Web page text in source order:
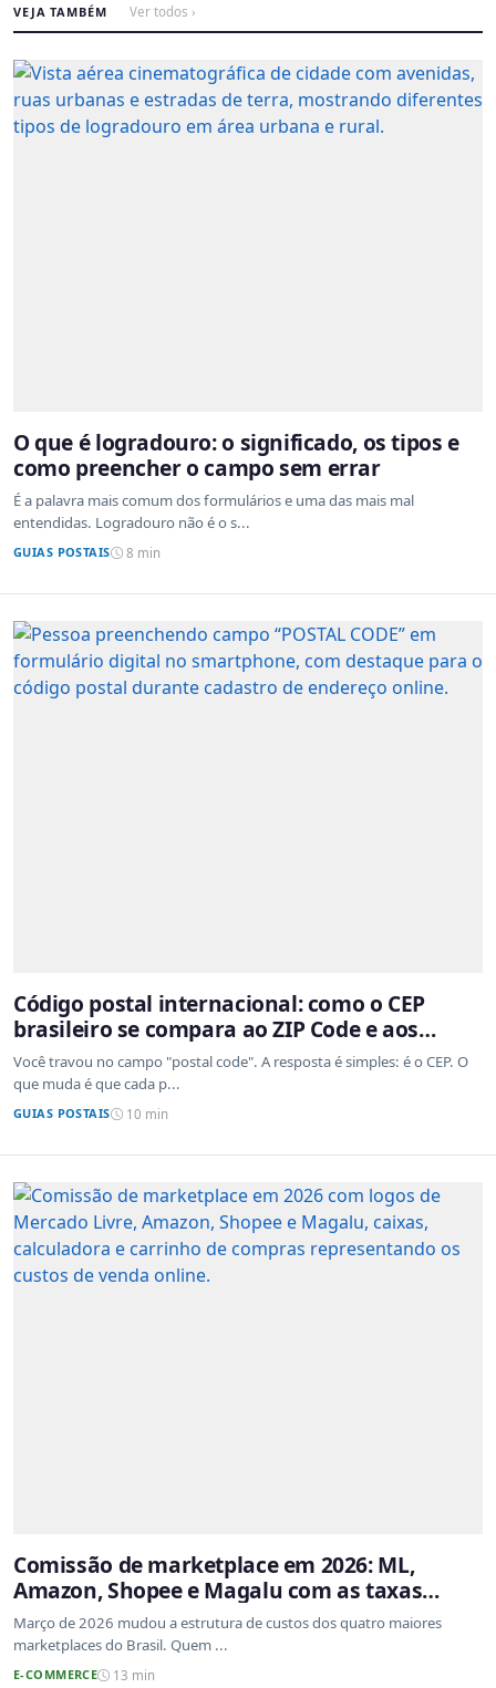
VEJA TAMBÉM Ver todos ›
O que é logradouro: o significado, os tipos e
como preencher o campo sem errar
É a palavra mais comum dos formulários e uma das mais mal
entendidas. Logradouro não é o s...
GUIAS POSTAIS 8 min
Código postal internacional: como o CEP
brasileiro se compara ao ZIP Code e aos
sistemas de outros países
Você travou no campo "postal code". A resposta é simples: é o CEP. O
que muda é que cada p...
GUIAS POSTAIS 10 min
Comissão de marketplace em 2026: ML,
Amazon, Shopee e Magalu com as taxas
atualizadas
Março de 2026 mudou a estrutura de custos dos quatro maiores
marketplaces do Brasil. Quem ...
E-COMMERCE 13 min